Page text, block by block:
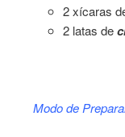
2 xícaras
2 latas de
Modo de